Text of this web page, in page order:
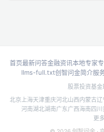
首页最新问答金融资讯本地专家
llms-full.txt创智问金简介服
股票投资基金
北京 上海天津重庆河北山西内蒙古辽
河南湖北湖南广东广西海南四川
更